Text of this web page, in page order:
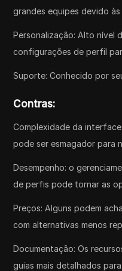
grandes equipes devido
Personalização: Alto nível
configurações de perfil
Suporte: Conhecido por
Contras:
Complexidade da
pode ser esmagador para
Desempenho: o
de perfis pode tornar as
Preços: Alguns podem
com alternativas menos
Documentação: Os
guias mais detalhados